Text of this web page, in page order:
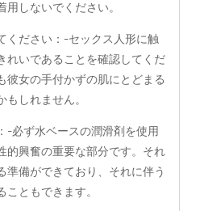
しないでください。
ください：-セックス人形に触
れいであることを確認してくだ
彼女の手付かずの肌にとどまる
しれません。
-必ず水ベースの潤滑剤を使用
的興奮の重要な部分です。それ
準備ができており、それに伴う
ともできます。